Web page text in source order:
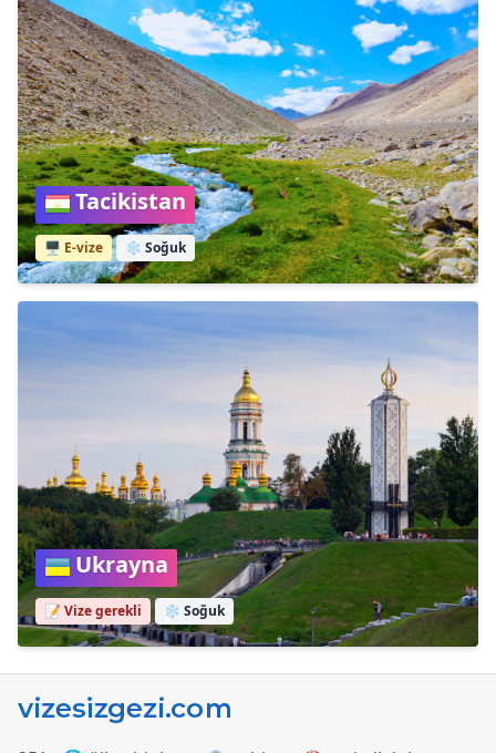
Tacikistan
🖥️ E-vize ❄️ Soğuk
Ukrayna
📝 Vize gerekli ❄️ Soğuk